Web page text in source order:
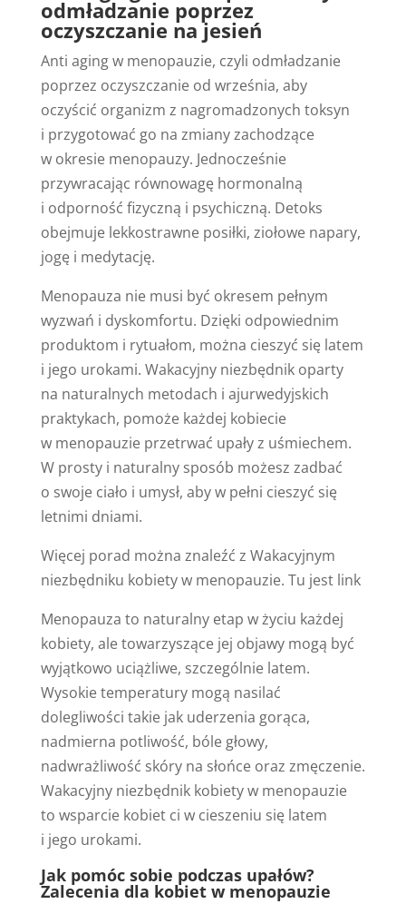
odmładzanie poprzez
oczyszczanie na jesień
Anti aging w menopauzie, czyli odmładzanie
poprzez oczyszczanie od września, aby
oczyścić organizm z nagromadzonych toksyn
i przygotować go na zmiany zachodzące
w okresie menopauzy. Jednocześnie
przywracając równowagę hormonalną
i odporność fizyczną i psychiczną. Detoks
obejmuje lekkostrawne posiłki, ziołowe napary,
jogę i medytację.
Menopauza nie musi być okresem pełnym
wyzwań i dyskomfortu. Dzięki odpowiednim
produktom i rytuałom, można cieszyć się latem
i jego urokami. Wakacyjny niezbędnik oparty
na naturalnych metodach i ajurwedyjskich
praktykach, pomoże każdej kobiecie
w menopauzie przetrwać upały z uśmiechem.
W prosty i naturalny sposób możesz zadbać
o swoje ciało i umysł, aby w pełni cieszyć się
letnimi dniami.
Więcej porad można znaleźć z Wakacyjnym
niezbędniku kobiety w menopauzie. Tu jest link
Menopauza to naturalny etap w życiu każdej
kobiety, ale towarzyszące jej objawy mogą być
wyjątkowo uciążliwe, szczególnie latem.
Wysokie temperatury mogą nasilać
dolegliwości takie jak uderzenia gorąca,
nadmierna potliwość, bóle głowy,
nadwrażliwość skóry na słońce oraz zmęczenie.
Wakacyjny niezbędnik kobiety w menopauzie
to wsparcie kobiet ci w cieszeniu się latem
i jego urokami.
Jak pomóc sobie podczas upałów?
Zalecenia dla kobiet w menopauzie